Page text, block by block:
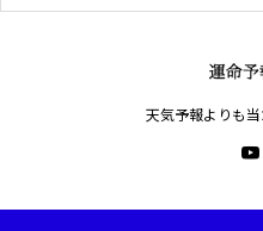
天気予報よりも